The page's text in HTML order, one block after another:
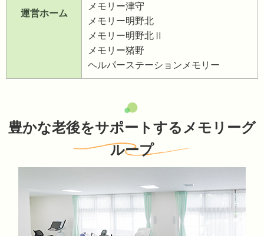
運営ホーム
メモリー津守
メモリー明野北
メモリー明野北Ⅱ
メモリー猪野
ヘルパーステーションメモリー
豊かな老後をサポートするメモリーグ
ループ